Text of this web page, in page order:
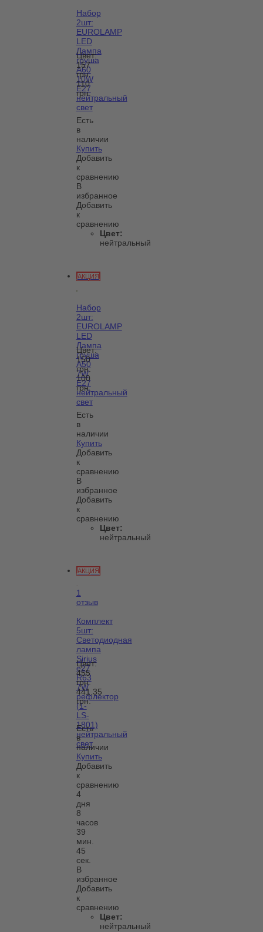
Набор
2шт:
EUROLAMP
LED
Лампа
груша
А60
10W
E27
нейтральный
свет
Цвет:
157
грн.
110
грн.
Есть
в
наличии
Купить
Добавить
к
сравнению
В
избранное
Добавить
к
сравнению
Цвет:
нейтральный
АКЦИЯ
Набор
2шт:
EUROLAMP
LED
Лампа
груша
А50
7W
E27
нейтральный
свет
Цвет:
150
грн.
100
грн.
Есть
в
наличии
Купить
Добавить
к
сравнению
В
избранное
Добавить
к
сравнению
Цвет:
нейтральный
АКЦИЯ
1
отзыв
Комплект
5шт:
Светодиодная
лампа
Sirius
e27
R63
7W
рефлектор
(1-
LS-
1801)
нейтральный
свет
Цвет:
455
грн.
441.35
грн.
Есть
в
наличии
Купить
Добавить
к
сравнению
4
дня
8
часов
39
мин.
45
сек.
В
избранное
Добавить
к
сравнению
Цвет:
нейтральный